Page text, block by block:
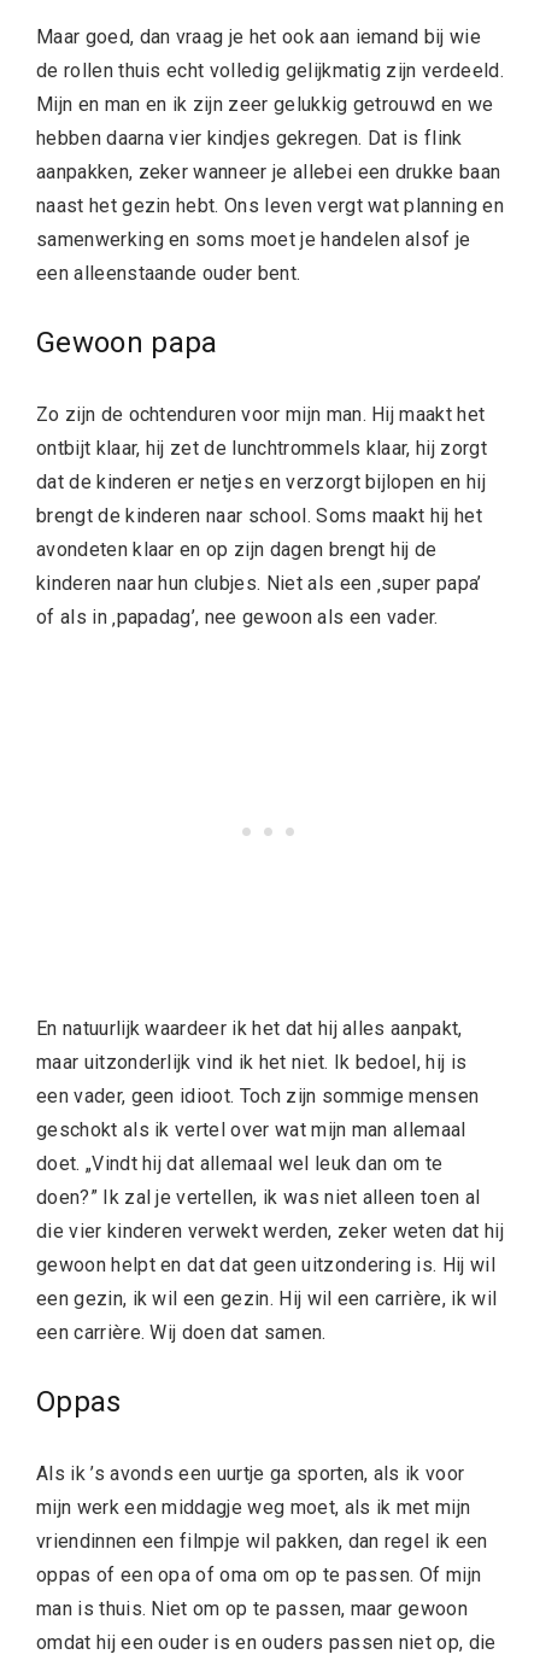
Maar goed, dan vraag je het ook aan iemand bij wie
de rollen thuis echt volledig gelijkmatig zijn verdeeld.
Mijn en man en ik zijn zeer gelukkig getrouwd en we
hebben daarna vier kindjes gekregen. Dat is flink
aanpakken, zeker wanneer je allebei een drukke baan
naast het gezin hebt. Ons leven vergt wat planning en
samenwerking en soms moet je handelen alsof je
een alleenstaande ouder bent.
Gewoon papa
Zo zijn de ochtenduren voor mijn man. Hij maakt het
ontbijt klaar, hij zet de lunchtrommels klaar, hij zorgt
dat de kinderen er netjes en verzorgt bijlopen en hij
brengt de kinderen naar school. Soms maakt hij het
avondeten klaar en op zijn dagen brengt hij de
kinderen naar hun clubjes. Niet als een ‚super papa’
of als in ‚papadag’, nee gewoon als een vader.
En natuurlijk waardeer ik het dat hij alles aanpakt,
maar uitzonderlijk vind ik het niet. Ik bedoel, hij is
een vader, geen idioot. Toch zijn sommige mensen
geschokt als ik vertel over wat mijn man allemaal
doet. „Vindt hij dat allemaal wel leuk dan om te
doen?” Ik zal je vertellen, ik was niet alleen toen al
die vier kinderen verwekt werden, zeker weten dat hij
gewoon helpt en dat dat geen uitzondering is. Hij wil
een gezin, ik wil een gezin. Hij wil een carrière, ik wil
een carrière. Wij doen dat samen.
Oppas
Als ik ’s avonds een uurtje ga sporten, als ik voor
mijn werk een middagje weg moet, als ik met mijn
vriendinnen een filmpje wil pakken, dan regel ik een
oppas of een opa of oma om op te passen. Of mijn
man is thuis. Niet om op te passen, maar gewoon
omdat hij een ouder is en ouders passen niet op, die